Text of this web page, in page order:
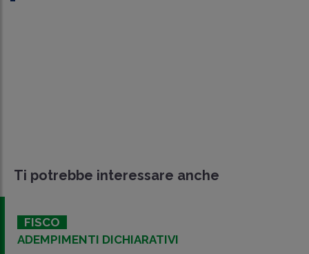
Ti potrebbe interessare anche
FISCO
ADEMPIMENTI DICHIARATIVI